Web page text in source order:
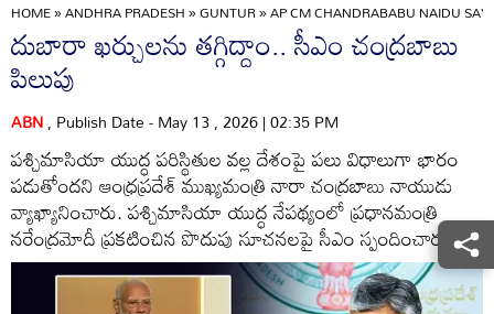
HOME»ANDHRA PRADESH»GUNTUR»AP CM CHANDRABABU NAIDU
దుబారా ఖర్చులను తగ్గిద్దాం.. సీఎం చంద్రబాబు
పిలుపు
ABN, Publish Date - May 13 , 2026 | 02:35 PM
పశ్చిమాసియా యుద్ధ పరిస్థితుల వల్ల దేశంపై పలు విధాలుగా భారం
పడుతోందని ఆంధ్రప్రదేశ్ ముఖ్యమంత్రి నారా చంద్రబాబు నాయుడు
వ్యాఖ్యానించారు. పశ్చిమాసియా యుద్ధ నేపథ్యంలో ప్రధానమంత్రి
నరేంద్రమోదీ ప్రకటించిన పొదుపు సూచనలపై సీఎం స్పందించారు.